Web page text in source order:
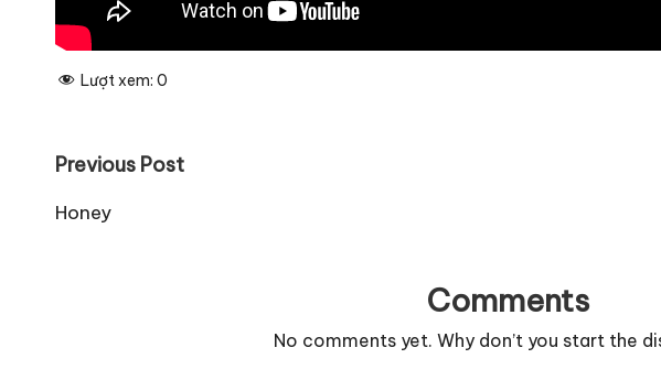
Lượt xem: 0
Post
navigation
Previous Post
Honey
Comments
No comments yet. Why don’t you start the